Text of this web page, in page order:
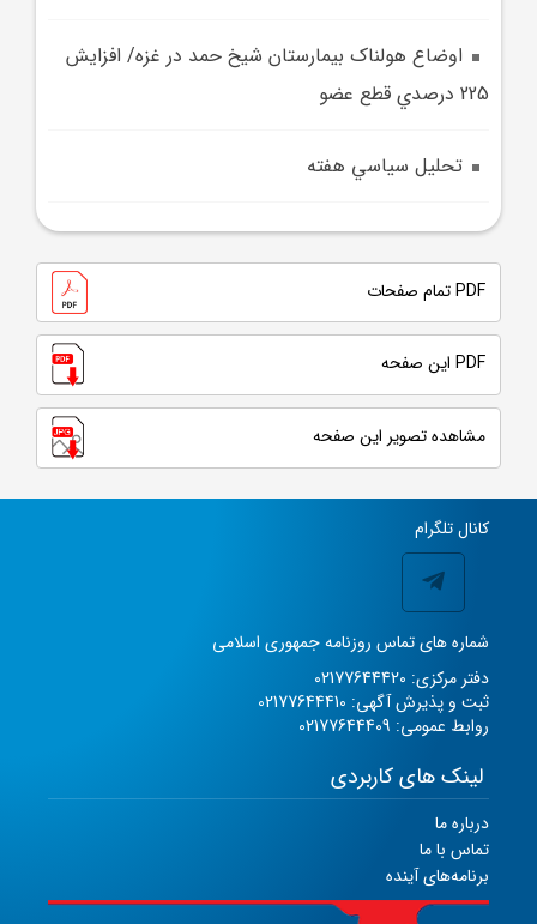
اوضاع هولناک بيمارستان شيخ حمد در غزه/ افزايش
225 درصدي قطع عضو
تحليل سياسي هفته
PDF تمام صفحات
PDF این صفحه
مشاهده تصویر این صفحه
کانال تلگرام
شماره های تماس روزنامه جمهوری اسلامی
دفتر مرکزی: 02177644420
ثبت و پذیرش آگهی: 02177644410
روابط عمومی: 02177644409
لینک های کاربردی
درباره ما
تماس با ما
برنامه‌های آینده